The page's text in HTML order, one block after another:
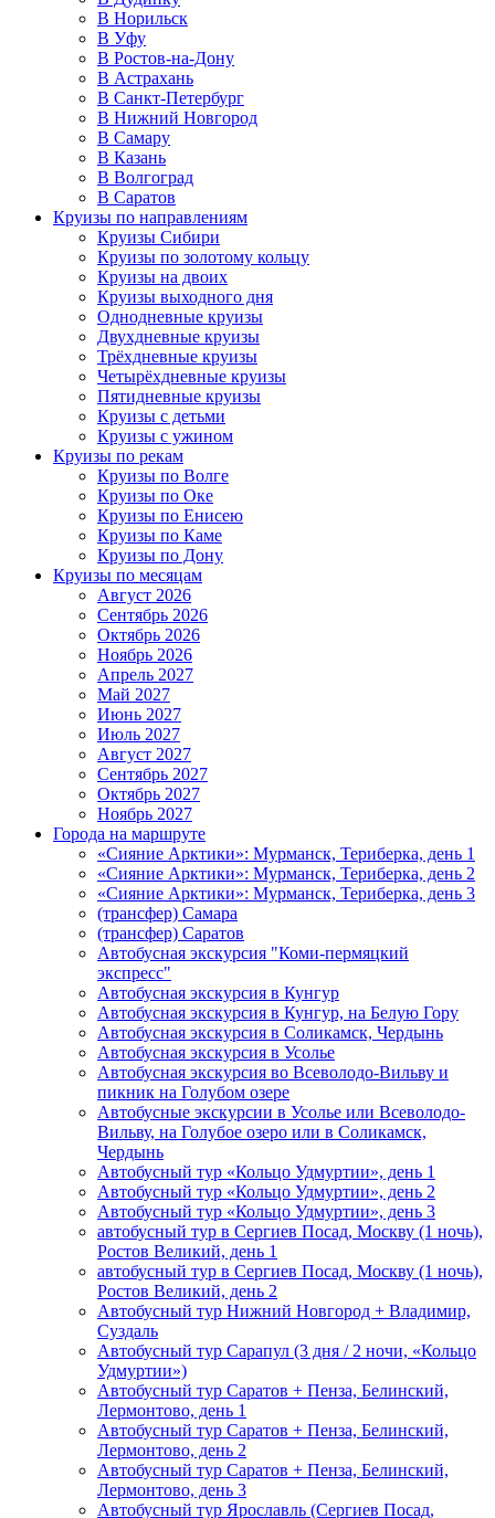
В Норильск
В Уфу
В Ростов-на-Дону
В Астрахань
В Санкт-Петербург
В Нижний Новгород
В Самару
В Казань
В Волгоград
В Саратов
Круизы по направлениям
Круизы Сибири
Круизы по золотому кольцу
Круизы на двоих
Круизы выходного дня
Однодневные круизы
Двухдневные круизы
Трёхдневные круизы
Четырёхдневные круизы
Пятидневные круизы
Круизы с детьми
Круизы с ужином
Круизы по рекам
Круизы по Волге
Круизы по Оке
Круизы по Енисею
Круизы по Каме
Круизы по Дону
Круизы по месяцам
Август 2026
Сентябрь 2026
Октябрь 2026
Ноябрь 2026
Апрель 2027
Май 2027
Июнь 2027
Июль 2027
Август 2027
Сентябрь 2027
Октябрь 2027
Ноябрь 2027
Города на маршруте
«Сияние Арктики»: Мурманск, Териберка, день 1
«Сияние Арктики»: Мурманск, Териберка, день 2
«Сияние Арктики»: Мурманск, Териберка, день 3
(трансфер) Самара
(трансфер) Саратов
Автобусная экскурсия "Коми-пермяцкий
экспресс"
Автобусная экскурсия в Кунгур
Автобусная экскурсия в Кунгур, на Белую Гору
Автобусная экскурсия в Соликамск, Чердынь
Автобусная экскурсия в Усолье
Автобусная экскурсия во Всеволодо-Вильву и
пикник на Голубом озере
Автобусные экскурсии в Усолье или Всеволодо-
Вильву, на Голубое озеро или в Соликамск,
Чердынь
Автобусный тур «Кольцо Удмуртии», день 1
Автобусный тур «Кольцо Удмуртии», день 2
Автобусный тур «Кольцо Удмуртии», день 3
автобусный тур в Сергиев Посад, Москву (1 ночь),
Ростов Великий, день 1
автобусный тур в Сергиев Посад, Москву (1 ночь),
Ростов Великий, день 2
Автобусный тур Нижний Новгород + Владимир,
Суздаль
Автобусный тур Сарапул (3 дня / 2 ночи, «Кольцо
Удмуртии»)
Автобусный тур Саратов + Пенза, Белинский,
Лермонтово, день 1
Автобусный тур Саратов + Пенза, Белинский,
Лермонтово, день 2
Автобусный тур Саратов + Пенза, Белинский,
Лермонтово, день 3
Автобусный тур Ярославль (Сергиев Посад,